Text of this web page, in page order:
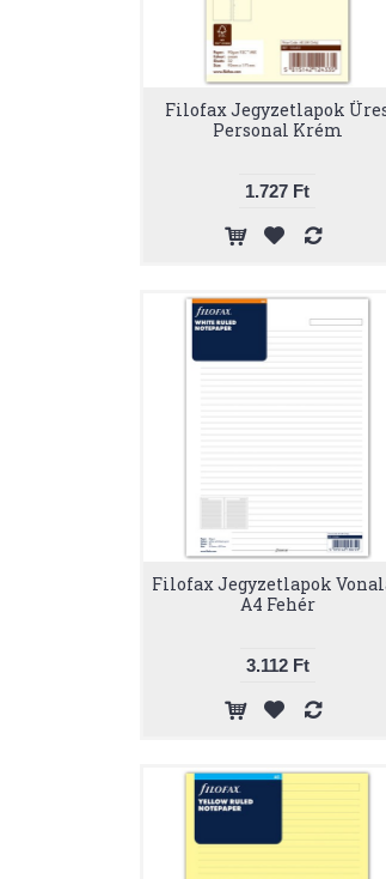
Filofax Jegyzetlapok
Personal Krém
1.727 Ft
Filofax Jegyzetlapok
A4 Fehér
3.112 Ft